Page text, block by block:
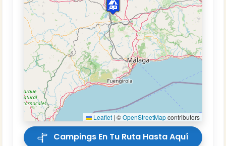
Leaflet | ©OpenStreetMapcontributors
Campings En Tu Ruta Hasta Aquí